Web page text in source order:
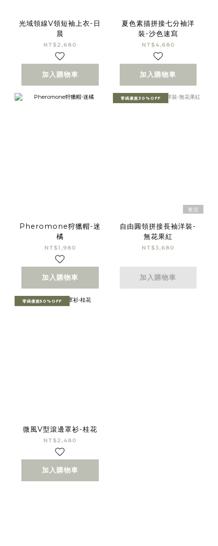
光域領線V領短袖上衣-日
晨
NT$2,680
加入購物車
夏色素描拼接七分袖洋
裝-沙色速寫
NT$4,680
加入購物車
Pheromone狩獵帽-迷
橘
NT$1,980
加入購物車
零碼優惠30%OFF
售完
自由圓領拼接長袖洋裝-
無花果紅
NT$3,680
加入購物車
零碼優惠50%OFF
微風V型滾邊罩衫-桂花
NT$2,480
加入購物車